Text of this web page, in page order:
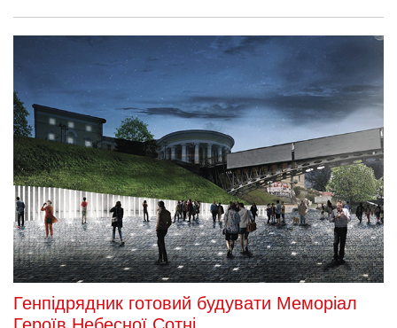
Генпідрядник готовий будувати Меморіал
Героїв Небесної Сотні